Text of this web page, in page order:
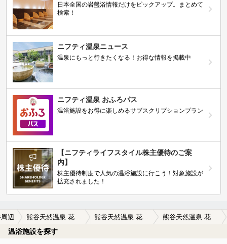
日本全国の岩盤浴情報だけをピックアップ。まとめて
検索！
ニフティ温泉ニュース
温泉にもっと行きたくなる！お得な情報を掲載中
ニフティ温泉 おふろパス
温浴施設をお得に楽しめるサブスクリプションプラン
【ニフティライフスタイル株主優待のご案
内】
株主優待制度で人気の温浴施設に行こう！対象施設が
拡充されました！
辺 熊谷天然温泉 花湯スパリゾートの口コミ 温活コース利用。温活エリアはフリードリ…
温浴施設を探す